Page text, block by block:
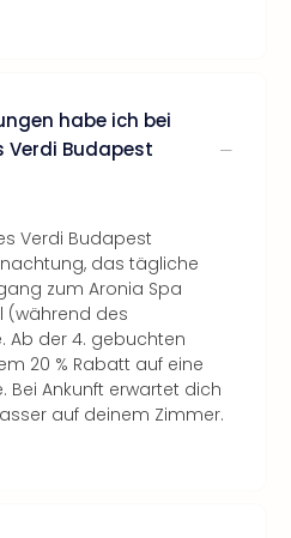
habe ich bei
Verdi Budapest
Verdi Budapest
das tägliche
zum Aronia Spa
(während des
Ab der 4. gebuchten
20 % Rabatt auf eine
Ankunft erwartet dich
auf deinem Zimmer.